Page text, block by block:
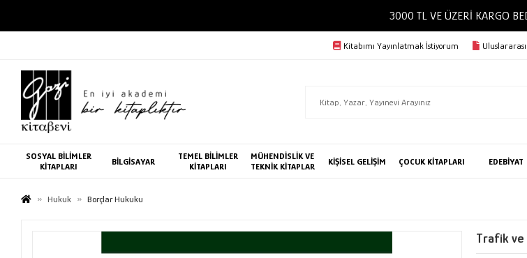
3000 TL VE ÜZERİ
Kitabımı Yayınlatmak İstiyorum
SOSYAL BİLİMLER
KİTAPLARI
BİLGİSAYAR
TEMEL BİLİMLER
KİTAPLARI
MÜHENDİSLİK VE
TEKNİK KİTAPLAR
KİŞİSEL GELİŞİM ÇOCUK KİTAPLARI EDEBİYAT
Hukuk Borçlar Hukuku
Trafik ve